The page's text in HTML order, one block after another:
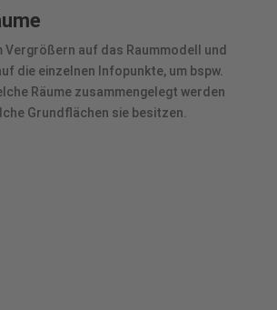
Vergrößern auf das Raummodell und
die einzelnen Infopunkte, um bspw.
Räume zusammengelegt werden
Grundflächen sie besitzen.